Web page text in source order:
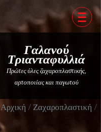
Γαλανού
Τριανταφυλλιά
Πρώτες ύλες ζαχαροπλαστικής,
αρτοποιίας και παγωτού
Αρχική / Ζαχαροπλαστική /